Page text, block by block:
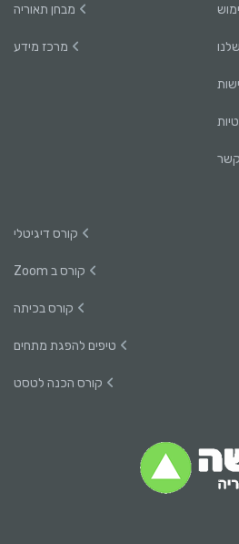
מבחן תאוריה
מרכז מידע
קורס דיגיטלי
קורס ב Zoom
קורס בכיתה
טיפים להפגת מתחים
קורס הכנה לטסט